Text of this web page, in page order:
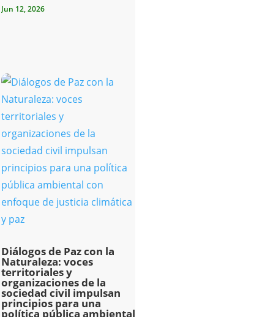
Jun 12, 2026
Diálogos de Paz con la
Naturaleza: voces
territoriales y
organizaciones de la
sociedad civil impulsan
principios para una
política pública ambiental